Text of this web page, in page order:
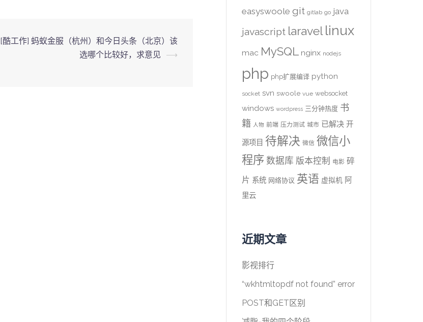
[酷工作] 蚂蚁金服（杭州）和今日头条（北京）该
选哪个比较好，求意见
⟶
easyswoole git gitlab go java
javascript laravel linux
mac MySQL nginx nodejs
php php扩展编译 python
socket svn swoole vue websocket
windows wordpress 三分钟热度 书
籍 人物 前端 压力测试 城市 已解决 开
源项目 待解决 微信 微信小
程序 数据库 版本控制 电影 碎
片 系统 网络协议 英语 虚拟机 阿
里云
近期文章
影视排行
“wkhtmltopdf not found” error
POST和GET区别